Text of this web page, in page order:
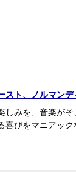
スト、ノルマン
しみを、音楽が
喜びをマニアッ